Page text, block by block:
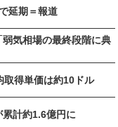
延期＝報道
気相場の最終段階に典
取得単価は約10ドル
計約1.6億円に